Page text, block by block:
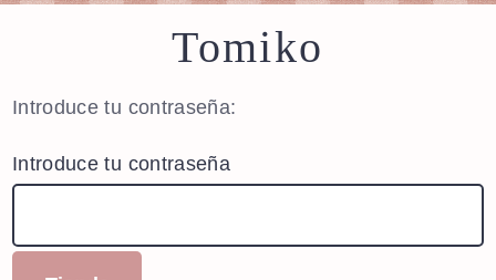
Tomiko
Introduce tu contraseña:
Introduce tu contraseña